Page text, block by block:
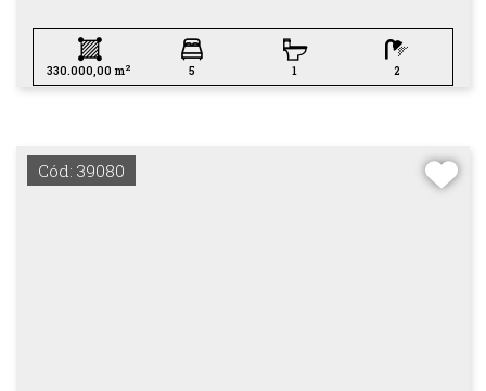
330.000,00 m 2 5 1 2
Cód: 39080